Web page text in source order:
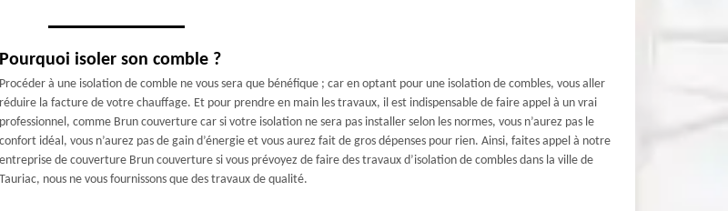
Pourquoi isoler son comble ?
Procéder à une isolation de comble ne vous sera que bénéfique ; car en optant pour une isolation de combles, vous aller
réduire la facture de votre chauffage. Et pour prendre en main les travaux, il est indispensable de faire appel à un vrai
professionnel, comme Brun couverture car si votre isolation ne sera pas installer selon les normes, vous n’aurez pas le
confort idéal, vous n’aurez pas de gain d’énergie et vous aurez fait de gros dépenses pour rien. Ainsi, faites appel à notre
entreprise de couverture Brun couverture si vous prévoyez de faire des travaux d’isolation de combles dans la ville de
Tauriac, nous ne vous fournissons que des travaux de qualité.